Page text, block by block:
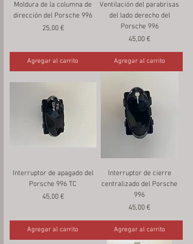
Moldura de la columna de
dirección del Porsche 996
Precio
25,00 €
Agregar al carrito
Ventilación del parabrisas
del lado derecho del
Porsche 996
Precio
45,00 €
Agregar al carrito
Interruptor de apagado del
Porsche 996 TC
Precio
45,00 €
Agregar al carrito
Interruptor de cierre
centralizado del Porsche
996
Precio
45,00 €
Agregar al carrito